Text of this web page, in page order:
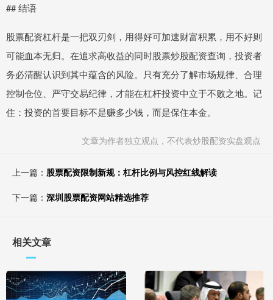
## 结语
股票配资杠杆是一把双刃剑，用得好可加速财富积累，用不好则
可能血本无归。在追求高收益的同时股票炒股配资查询，投资者
务必清醒认识到其中蕴含的风险。只有充分了解市场规律、合理
控制仓位、严守交易纪律，才能在杠杆投资中立于不败之地。记
住：投资的首要目标不是赚多少钱，而是保住本金。
文章为作者独立观点，不代表炒股配资实盘观点
上一篇： 股票配资限制新规：杠杆比例与风控红线解读
下一篇： 深圳股票配资网站精选推荐
相关文章